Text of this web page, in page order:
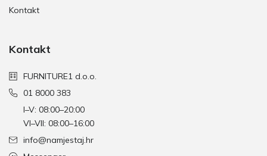
Kontakt
Kontakt
FURNITURE1 d.o.o.
01 8000 383
I–V: 08:00–20:00
VI–VII: 08:00–16:00
info@namjestaj.hr